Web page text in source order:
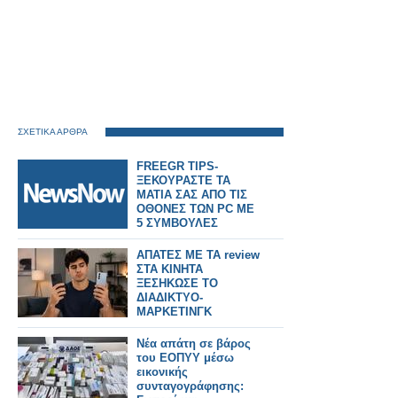
ΣΧΕΤΙΚΑ ΑΡΘΡΑ
FREEGR TIPS-
ΞΕΚΟΥΡΑΣΤΕ ΤΑ
ΜΑΤΙΑ ΣΑΣ ΑΠΟ ΤΙΣ
ΟΘΟΝΕΣ ΤΩΝ PC ME
5 ΣΥΜΒΟΥΛΕΣ
ΑΠΑΤΕΣ ΜΕ ΤΑ review
ΣΤΑ ΚΙΝΗΤΑ
ΞΕΣΗΚΩΣΕ ΤΟ
ΔΙΑΔΙΚΤΥΟ-
ΜΑΡΚΕΤΙΝΓΚ
ΓΕΜΑΤΑ ΨΕΜΑΤΑ
Νέα απάτη σε βάρος
του ΕΟΠΥΥ μέσω
εικονικής
συνταγογράφησης: